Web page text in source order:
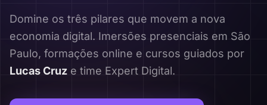
Domine os três pilares que movem a nova
economia digital. Imersões presenciais em São
Paulo, formações online e cursos guiados por
Lucas Cruz e time Expert Digital.